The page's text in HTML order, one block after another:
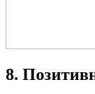
8.